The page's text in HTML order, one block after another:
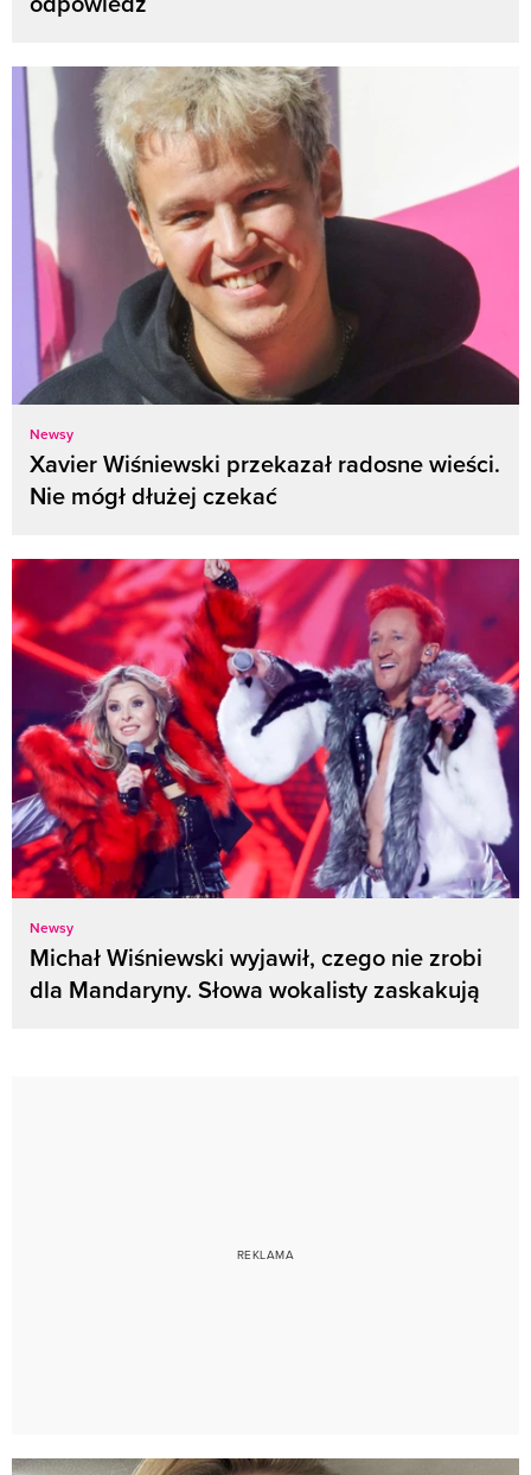
Newsy
Xavier Wiśniewski przekazał radosne wieści.
Nie mógł dłużej czekać
Newsy
Michał Wiśniewski wyjawił, czego nie zrobi
dla Mandaryny. Słowa wokalisty zaskakują